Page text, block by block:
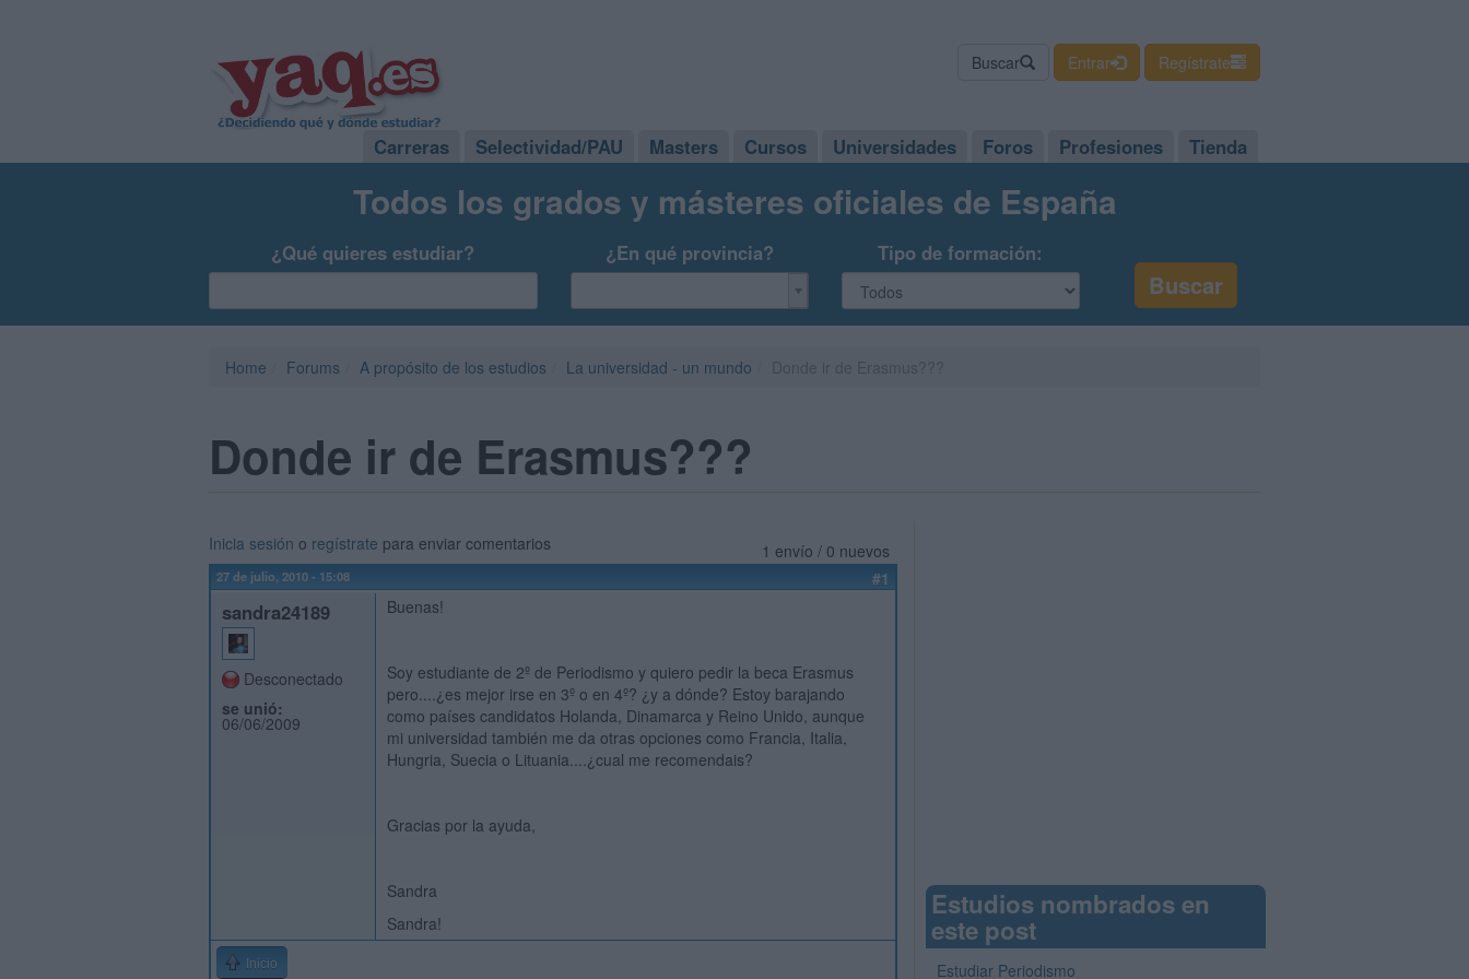
Buscar Entrar Regístrate
Carreras Selectividad/PAU Masters Cursos Universidades Foros Profesiones Tienda
Todos los grados y másteres oficiales de España
¿Qué quieres estudiar? ¿En qué provincia? Tipo de formación:
Home Forums A propósito de los estudios La universidad - un mundo
Donde ir de Erasmus???
1 envío / 0 nuevos
Inicia sesión o regístrate para enviar comentarios
27 de julio, 2010 - 15:08 #1
sandra24189
Desconectado
se unió:
06/06/2009
Buenas!
Soy estudiante de 2º de Periodismo y quiero pedir la beca Erasmus
pero....¿es mejor irse en 3º o en 4º? ¿y a dónde? Estoy barajando
como países candidatos Holanda, Dinamarca y Reino Unido, aunque
mi universidad también me da otras opciones como Francia, Italia,
Hungria, Suecia o Lituania....¿cual me recomendais?
Gracias por la ayuda,
Sandra
Sandra!
Inicio
Estudios nombrados en
este post
Estudiar Periodismo